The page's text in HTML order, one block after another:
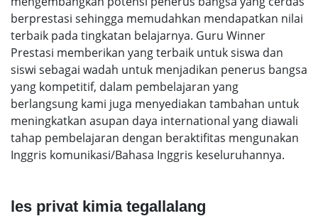
berprestasi sehingga memudahkan mendapatkan nilai
terbaik pada tingkatan belajarnya. Guru Winner
Prestasi memberikan yang terbaik untuk siswa dan
siswi sebagai wadah untuk menjadikan penerus bangsa
yang kompetitif, dalam pembelajaran yang
berlangsung kami juga menyediakan tambahan untuk
meningkatkan asupan daya international yang diawali
tahap pembelajaran dengan beraktifitas mengunakan
Inggris komunikasi/Bahasa Inggris keseluruhannya.
les privat kimia tegallalang